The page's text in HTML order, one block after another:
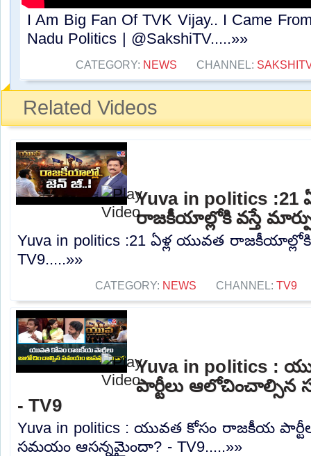
I Am Big Fan Of TVK Vijay.. I Came
Nadu Politics | @SakshiTV.....»»
CATEGORY: NEWS CHANNEL:
Related Videos
Yuva in politics :21
రాజకీయాల్లోకి వస్తే మార్పు
Yuva in politics :21 ఏళ్ల యువత రాజకీయాల్లోకి
TV9.....»»
CATEGORY: NEWS CHANNEL: TV9
Yuva in politics :
పార్టీలు
- TV9
Yuva in politics : యువత కోసం రాజకీయ
సమయం ఆసన్నమైందా? - TV9.....»»